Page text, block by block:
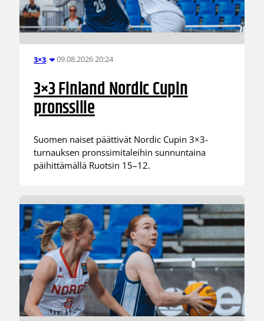
3×3 09.08.2026 20:24
3×3 Finland Nordic Cupin
pronssille
Suomen naiset päättivät Nordic Cupin 3×3-
turnauksen pronssimitaleihin sunnuntaina
päihittämällä Ruotsin 15–12.